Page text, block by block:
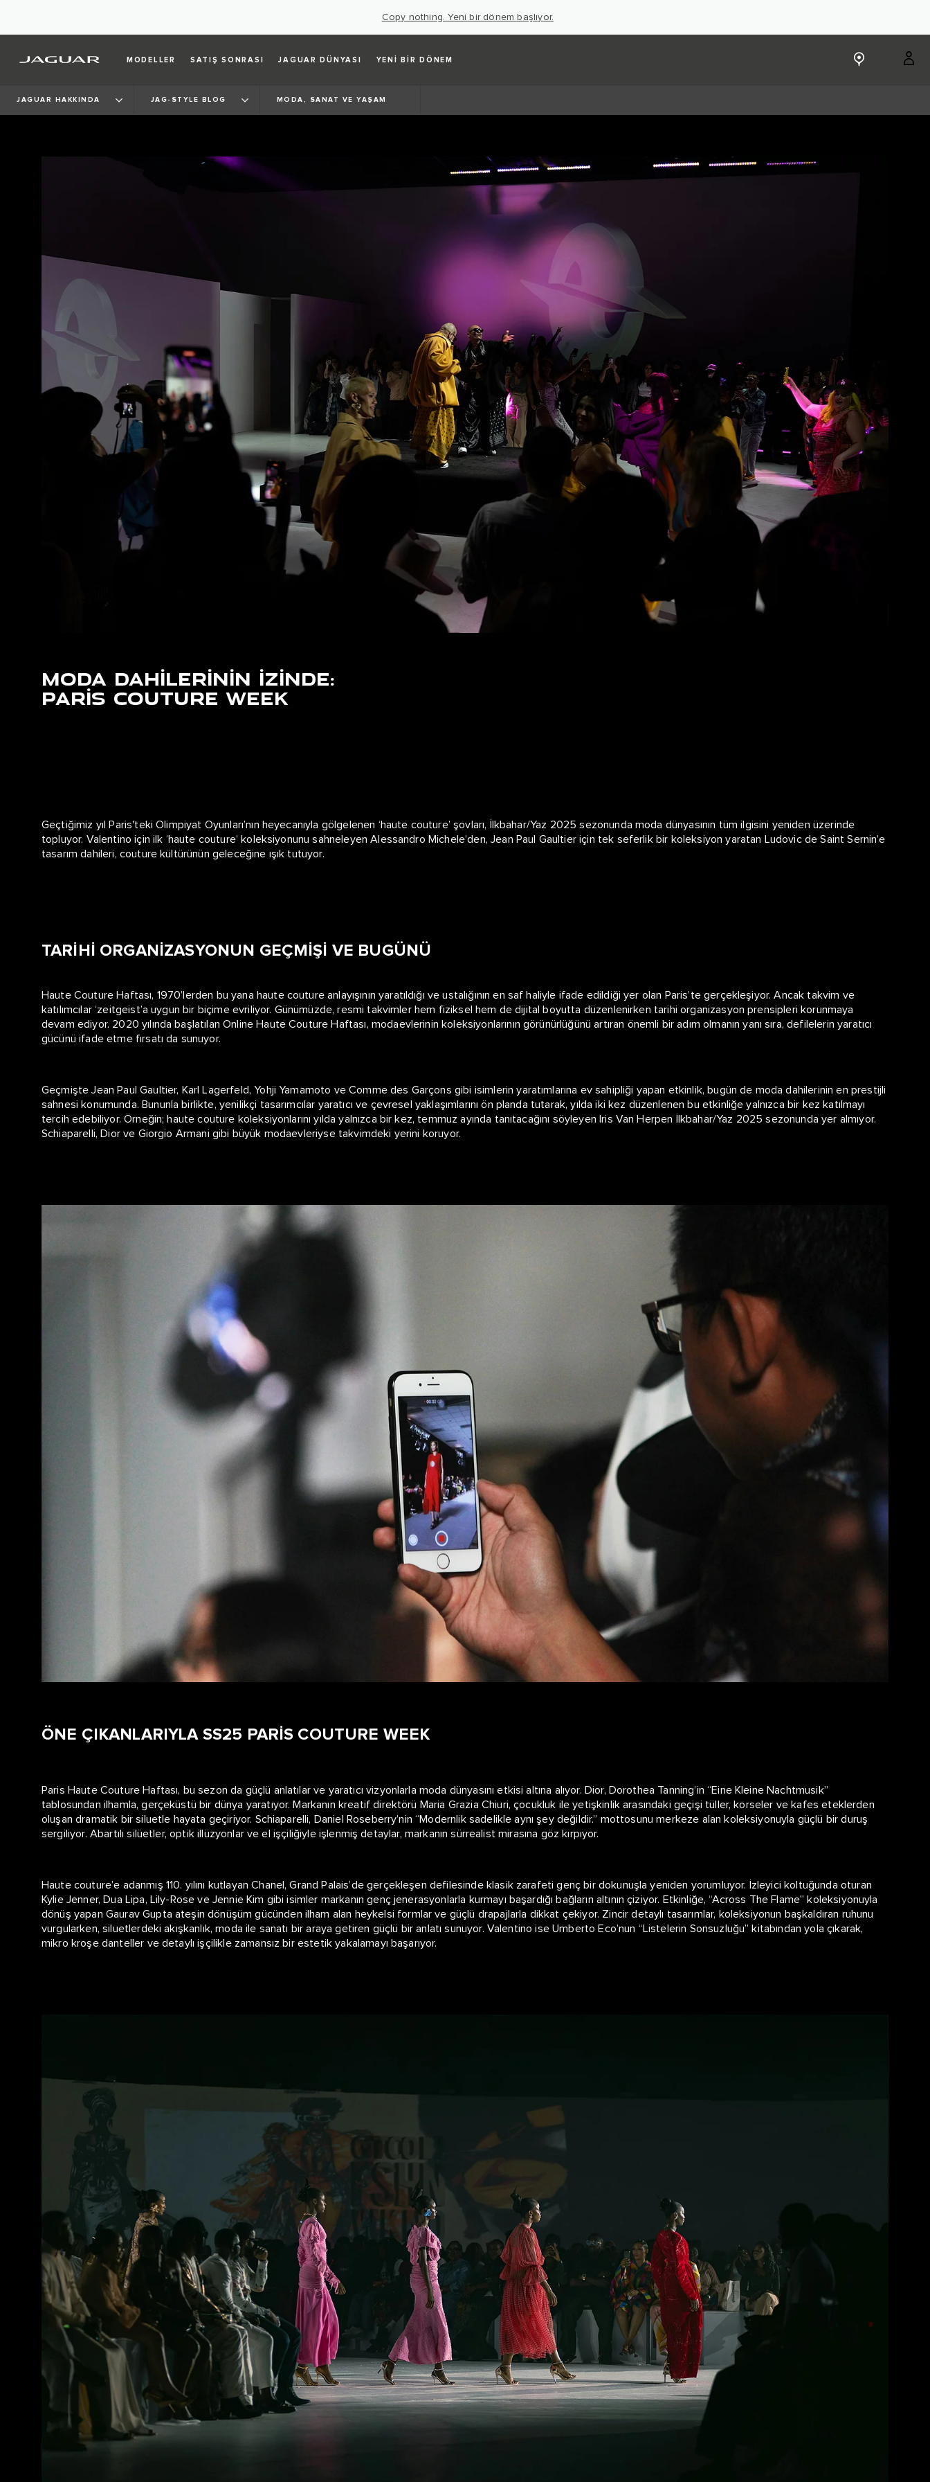
Copy nothing. Yeni bir dönem başlıyor.
MODELLER SATIŞ SONRASI JAGUAR DÜNYASI YENİ BİR DÖNEM
JAGUAR HAKKINDA JAG-STYLE BLOG MODA, SANAT VE YAŞAM
MODA DAHİLERİNİN İZİNDE:
PARİS COUTURE WEEK
Geçtiğimiz yıl Paris'teki Olimpiyat Oyunları’nın heyecanıyla gölgelenen ‘haute couture’ şovları, İlkbahar/Yaz 2025 sezonunda moda dünyasının tüm ilgisini yeniden üzerinde
topluyor. Valentino için ilk ‘haute couture’ koleksiyonunu sahneleyen Alessandro Michele’den, Jean Paul Gaultier için tek seferlik bir koleksiyon yaratan Ludovic de Saint Sernin’e
tasarım dahileri, couture kültürünün geleceğine ışık tutuyor.
TARİHİ ORGANİZASYONUN GEÇMİŞİ VE BUGÜNÜ
Haute Couture Haftası, 1970’lerden bu yana haute couture anlayışının yaratıldığı ve ustalığının en saf haliyle ifade edildiği yer olan Paris’te gerçekleşiyor. Ancak takvim ve
katılımcılar ‘zeitgeist’a uygun bir biçime evriliyor. Günümüzde, resmi takvimler hem fiziksel hem de dijital boyutta düzenlenirken tarihi organizasyon prensipleri korunmaya
devam ediyor. 2020 yılında başlatılan Online Haute Couture Haftası, modaevlerinin koleksiyonlarının görünürlüğünü artıran önemli bir adım olmanın yanı sıra, defilelerin yaratıcı
gücünü ifade etme fırsatı da sunuyor.
Geçmişte Jean Paul Gaultier, Karl Lagerfeld, Yohji Yamamoto ve Comme des Garçons gibi isimlerin yaratımlarına ev sahipliği yapan etkinlik, bugün de moda dahilerinin en prestijli
sahnesi konumunda. Bununla birlikte, yenilikçi tasarımcılar yaratıcı ve çevresel yaklaşımlarını ön planda tutarak, yılda iki kez düzenlenen bu etkinliğe yalnızca bir kez katılmayı
tercih edebiliyor. Örneğin; haute couture koleksiyonlarını yılda yalnızca bir kez, temmuz ayında tanıtacağını söyleyen Iris Van Herpen İlkbahar/Yaz 2025 sezonunda yer almıyor.
Schiaparelli, Dior ve Giorgio Armani gibi büyük modaevleriyse takvimdeki yerini koruyor.
ÖNE ÇIKANLARIYLA SS25 PARİS COUTURE WEEK
Paris Haute Couture Haftası, bu sezon da güçlü anlatılar ve yaratıcı vizyonlarla moda dünyasını etkisi altına alıyor. Dior, Dorothea Tanning’in “Eine Kleine Nachtmusik”
tablosundan ilhamla, gerçeküstü bir dünya yaratıyor. Markanın kreatif direktörü Maria Grazia Chiuri, çocukluk ile yetişkinlik arasındaki geçişi tüller, korseler ve kafes eteklerden
oluşan dramatik bir siluetle hayata geçiriyor. Schiaparelli, Daniel Roseberry’nin “Modernlik sadelikle aynı şey değildir.” mottosunu merkeze alan koleksiyonuyla güçlü bir duruş
sergiliyor. Abartılı silüetler, optik illüzyonlar ve el işçiliğiyle işlenmiş detaylar, markanın sürrealist mirasına göz kırpıyor.
Haute couture’e adanmış 110. yılını kutlayan Chanel, Grand Palais’de gerçekleşen defilesinde klasik zarafeti genç bir dokunuşla yeniden yorumluyor. İzleyici koltuğunda oturan
Kylie Jenner, Dua Lipa, Lily-Rose ve Jennie Kim gibi isimler markanın genç jenerasyonlarla kurmayı başardığı bağların altının çiziyor. Etkinliğe, “Across The Flame” koleksiyonuyla
dönüş yapan Gaurav Gupta ateşin dönüşüm gücünden ilham alan heykelsi formlar ve güçlü drapajlarla dikkat çekiyor. Zincir detaylı tasarımlar, koleksiyonun başkaldıran ruhunu
vurgularken, siluetlerdeki akışkanlık, moda ile sanatı bir araya getiren güçlü bir anlatı sunuyor. Valentino ise Umberto Eco’nun “Listelerin Sonsuzluğu” kitabından yola çıkarak,
mikro kroşe danteller ve detaylı işçilikle zamansız bir estetik yakalamayı başarıyor.